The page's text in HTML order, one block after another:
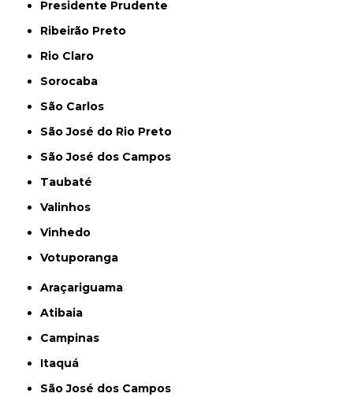
Presidente Prudente
Ribeirão Preto
Rio Claro
Sorocaba
São Carlos
São José do Rio Preto
São José dos Campos
Taubaté
Valinhos
Vinhedo
Votuporanga
Araçariguama
Atibaia
Campinas
Itaquá
São José dos Campos